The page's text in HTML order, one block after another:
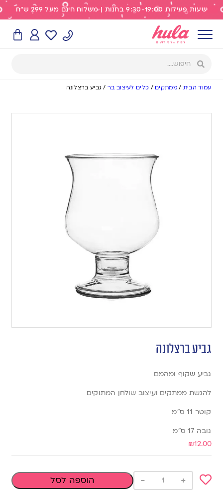
שעות פעילות 9:30-19:00 בחנות | משלוח חינם מעל 299 ש"ח
עמוד הבית /ממתקים / כלים לעיצוב בר/ גביע ברצלונה
גביע ברצלונה
גביע שקוף ומהמם
להגשת ממתקים ועיצוב שולחן המתוקים
קוטר 11 ס”מ
גובה 17 ס”מ
₪12.00
+
- הוספה לסל